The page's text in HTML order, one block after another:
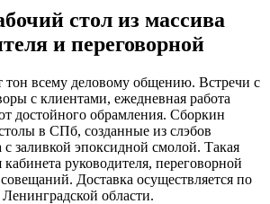
стол из массива
и переговорной
тон всему деловому общению. Встречи с
с клиентами, ежедневная работа
достойного обрамления. Сборкин
в СПб, созданные из слэбов
с заливкой эпоксидной смолой. Такая
руководителя, переговорной
Доставка осуществляется по
области.